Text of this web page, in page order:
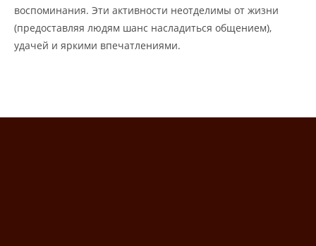
воспоминания. Эти активности неотделимы от жизни
(предоставляя людям шанс насладиться общением),
удачей и яркими впечатлениями.